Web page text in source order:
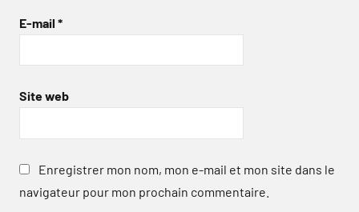
E-mail *
Site web
Enregistrer mon nom, mon e-mail et mon site dans le
navigateur pour mon prochain commentaire.